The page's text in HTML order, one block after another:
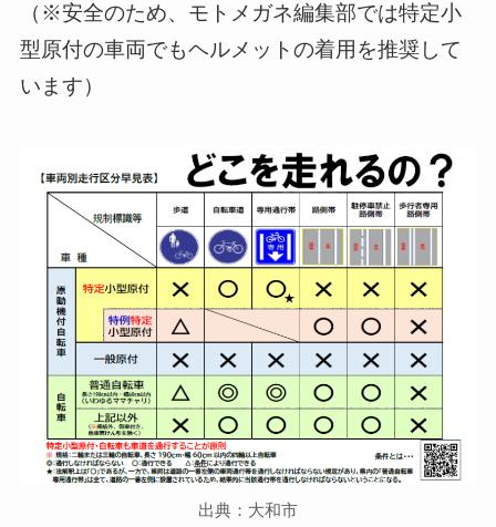
（※安全のため、モトメガネ編集部では特定小
型原付の車両でもヘルメットの着用を推奨して
います）
出典：大和市